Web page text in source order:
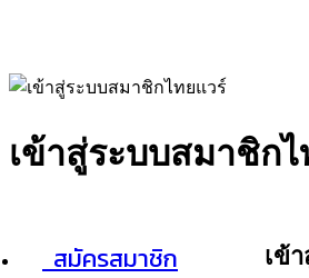
เข้าสู่ระบบสมาชิก
สมัครสมาชิก
เข้